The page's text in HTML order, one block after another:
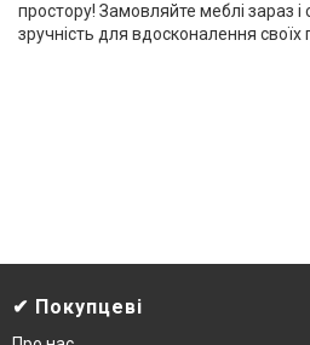
простору! Замовляйте меблі зараз і
зручність для вдосконалення своїх
✔ Покупцеві